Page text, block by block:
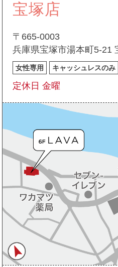
宝塚店
〒665-0003
兵庫県宝塚市湯本町5-21
女性専用 キャッシュレスのみ
定休日 金曜